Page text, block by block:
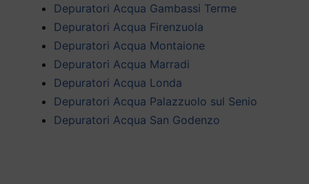
Depuratori Acqua Gambassi Terme
Depuratori Acqua Firenzuola
Depuratori Acqua Montaione
Depuratori Acqua Marradi
Depuratori Acqua Londa
Depuratori Acqua Palazzuolo sul Senio
Depuratori Acqua San Godenzo